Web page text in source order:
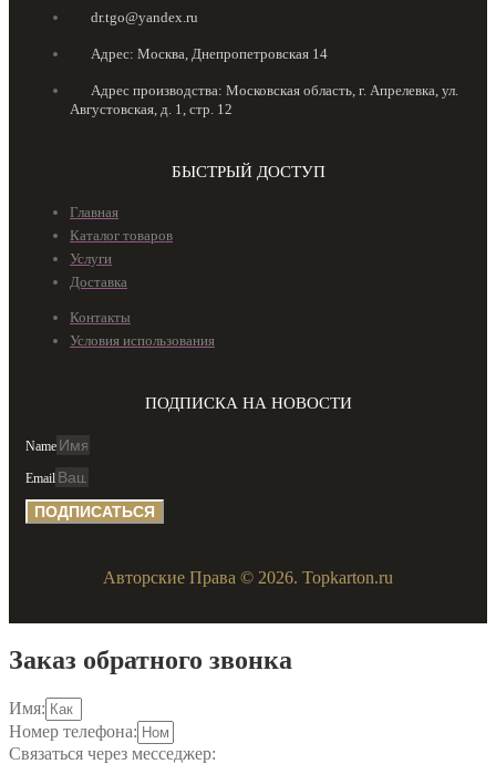
dr.tgo@yandex.ru
Адрес: Москва, Днепропетровская 14
Адрес производства: Московская область, г. Апрелевка, ул.
Августовская, д. 1, стр. 12
БЫСТРЫЙ ДОСТУП
Главная
Каталог товаров
Услуги
Доставка
Контакты
Условия использования
ПОДПИСКА НА НОВОСТИ
Name
Email
ПОДПИСАТЬСЯ
Авторские Права © 2026. Topkarton.ru
Заказ обратного звонка
Имя:
Номер телефона:
Связаться через месседжер: